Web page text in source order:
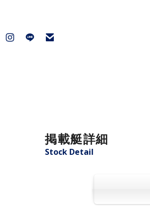
掲載艇詳細
Stock Detail